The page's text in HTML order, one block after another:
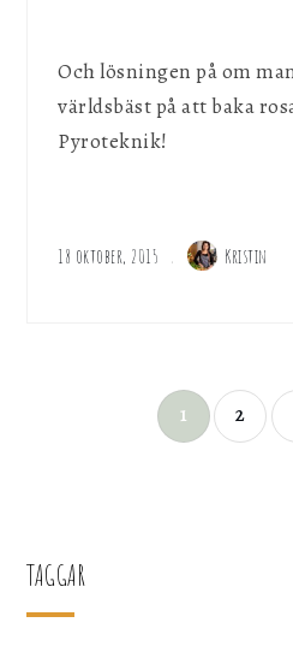
Och lösningen på om
världsbäst på att baka
Pyroteknik!
18 oktober, 2015 Kristin
Sidnumrering
1 2
TAGGAR